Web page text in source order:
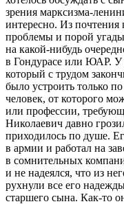
зрения марксизма-
интересно. Из почтения
проблемы и порой
на какой-нибудь
в Гондурасе или ЮАР. У
который с трудом
было устроить только
человек, от которого
или профессии,
Николаевич давно
приходилось по душе.
в армии и работал на
в сомнительных
и не надеялся, что из
рухнули все его
старшего сына. Как-то